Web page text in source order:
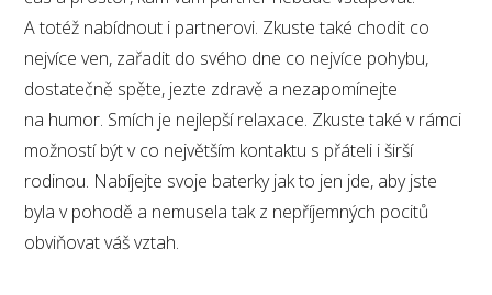
A totéž nabídnout i partnerovi. Zkuste také chodit co
nejvíce ven, zařadit do svého dne co nejvíce pohybu,
dostatečně spěte, jezte zdravě a nezapomínejte
na humor. Smích je nejlepší relaxace. Zkuste také v rámci
možností být v co největším kontaktu s přáteli i širší
rodinou. Nabíjejte svoje baterky jak to jen jde, aby jste
byla v pohodě a nemusela tak z nepříjemných pocitů
obviňovat váš vztah.